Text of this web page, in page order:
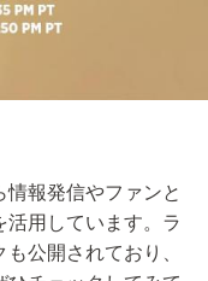
報発信やファンと
用しています。ラ
公開されており、